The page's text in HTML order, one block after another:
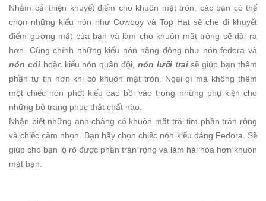
Nhằm cải thiện khuyết điểm cho khuôn mặt tròn, các bạn có thể
chọn những kiểu nón như Cowboy và Top Hat sẽ che đi khuyết
điểm gương mặt của bạn và làm cho khuôn mặt trông sẽ dài ra
hơn. Cũng chính những kiểu nón năng động như nón fedora và
nón cóihoặc kiểu nón quân đội, nón lưỡi traisẽ giúp bạn thêm
phần tự tin hơn khi có khuôn mặt tròn. Ngại gì mà không thêm
một chiếc nón phớt kiểu cao bồi vào trong những phụ kiện cho
những bộ trang phục thật chất nào.
Nhận biết những anh chàng có khuôn mặt trái tim phần trán rộng
và chiếc cằm nhọn. Bạn hãy chọn chiếc nón kiểu dáng Fedora. Sẽ
giúp cho bạn lộ rõ được phần trán rộng và làm hài hòa hơn khuôn
mặt bạn.